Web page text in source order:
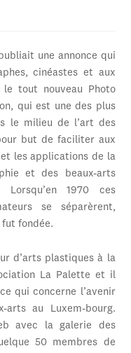
une annonce qui
cinéastes et aux
tout nouveau Photo
qui est une des plus
le milieu de l’art des
but de faciliter aux
les applications de la
et des beaux-arts
1970 ces
se séparèrent,
fut fondée.
d’arts plastiques à la
La Palette et il
qui concerne l’avenir
arts au Luxem-bourg.
avec la galerie des
50 membres de